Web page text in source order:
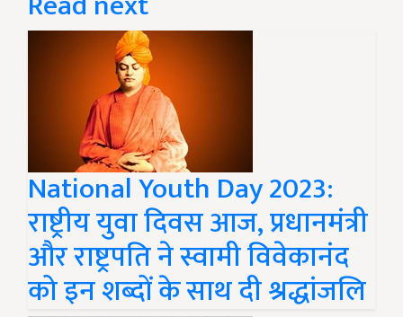
National Youth Day 2023:
राष्ट्रीय युवा दिवस आज, प्रधानमंत्री
और राष्ट्रपति ने स्वामी विवेकानंद
को इन शब्दों के साथ दी श्रद्धांजलि